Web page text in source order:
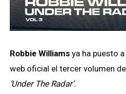
Robbie Williams ya ha puesto
web oficial el tercer volumen
‘Under The Radar’.